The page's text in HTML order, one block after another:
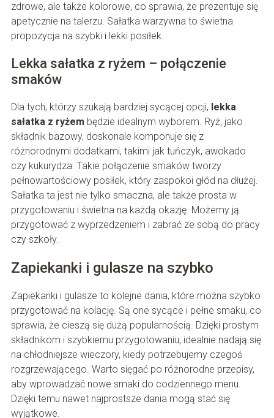
zdrowe, ale także kolorowe, co sprawia, że prezentuje się
apetycznie na talerzu. Sałatka warzywna to świetna
propozycja na szybki i lekki posiłek.
Lekka sałatka z ryżem – połączenie
smaków
Dla tych, którzy szukają bardziej sycącej opcji, lekka
sałatka z ryżem będzie idealnym wyborem. Ryż, jako
składnik bazowy, doskonale komponuje się z
różnorodnymi dodatkami, takimi jak tuńczyk, awokado
czy kukurydza. Takie połączenie smaków tworzy
pełnowartościowy posiłek, który zaspokoi głód na dłużej.
Sałatka ta jest nie tylko smaczna, ale także prosta w
przygotowaniu i świetna na każdą okazję. Możemy ją
przygotować z wyprzedzeniem i zabrać ze sobą do pracy
czy szkoły.
Zapiekanki i gulasze na szybko
Zapiekanki i gulasze to kolejne dania, które można szybko
przygotować na kolację. Są one sycące i pełne smaku, co
sprawia, że cieszą się dużą popularnością. Dzięki prostym
składnikom i szybkiemu przygotowaniu, idealnie nadają się
na chłodniejsze wieczory, kiedy potrzebujemy czegoś
rozgrzewającego. Warto sięgać po różnorodne przepisy,
aby wprowadzać nowe smaki do codziennego menu.
Dzięki temu nawet najprostsze dania mogą stać się
wyjątkowe.